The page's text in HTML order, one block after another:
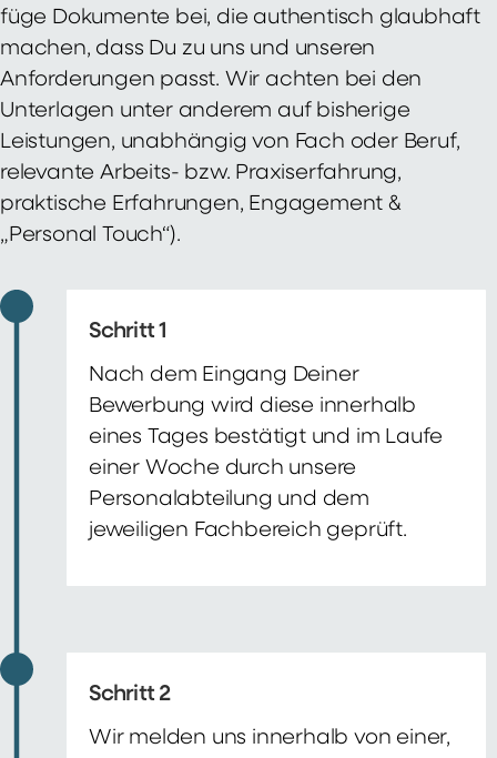
füge Dokumente bei, die authentisch glaubhaft
machen, dass Du zu uns und unseren
Anforderungen passt. Wir achten bei den
Unterlagen unter anderem auf bisherige
Leistungen, unabhängig von Fach oder Beruf,
relevante Arbeits- bzw. Praxiserfahrung,
praktische Erfahrungen, Engagement &
„Personal Touch“).
Schritt 1
Nach dem Eingang Deiner
Bewerbung wird diese innerhalb
eines Tages bestätigt und im Laufe
einer Woche durch unsere
Personalabteilung und dem
jeweiligen Fachbereich geprüft.
Schritt 2
Wir melden uns innerhalb von einer,